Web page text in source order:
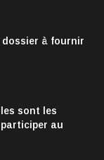
dossier à fournir
sont les
au